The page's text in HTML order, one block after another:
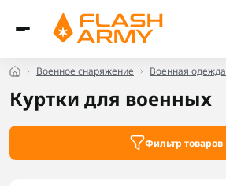
Военное снаряжение Военная одежда
Куртки для военных
Фильтр товаров